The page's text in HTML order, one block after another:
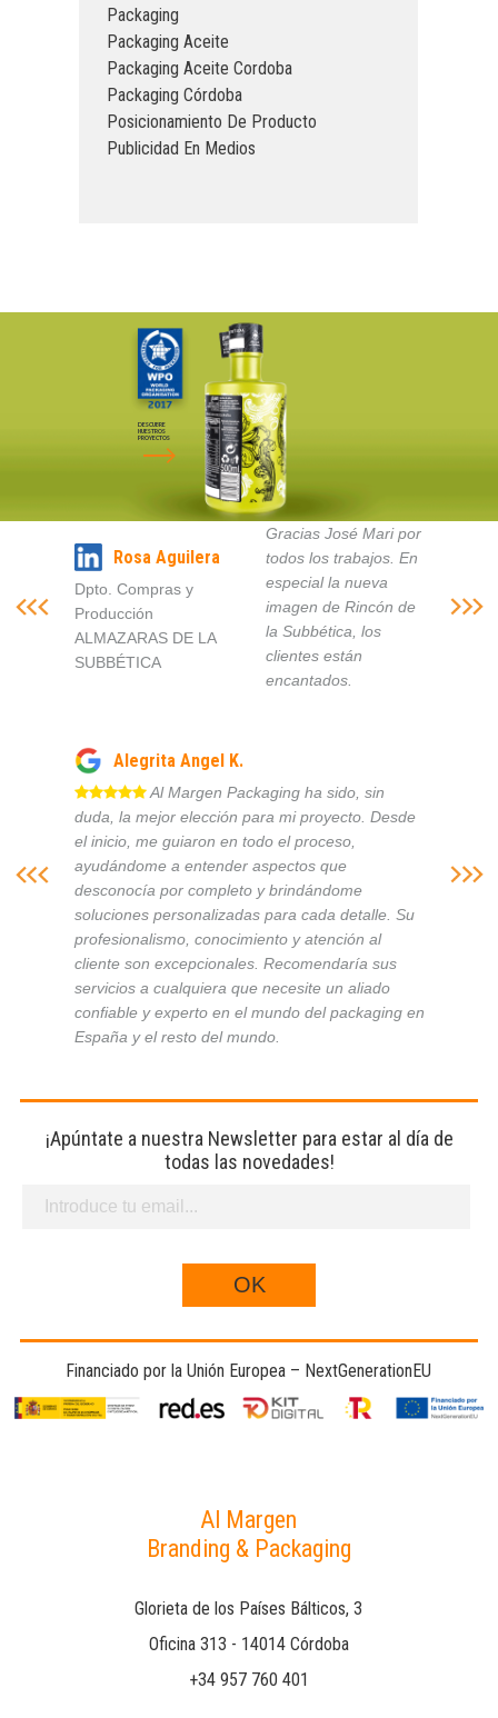
Packaging
Packaging Aceite
Packaging Aceite Cordoba
Packaging Córdoba
Posicionamiento De Producto
Publicidad En Medios
DESCUBRE
NUESTROS
PROYECTOS
Rosa Aguilera
Dpto. Compras y
Producción
ALMAZARAS DE LA
SUBBÉTICA
Gracias José Mari por
todos los trabajos. En
especial la nueva
imagen de Rincón de
la Subbética, los
clientes están
encantados.
Alegrita Angel K.
Al Margen Packaging ha sido, sin
duda, la mejor elección para mi proyecto. Desde
el inicio, me guiaron en todo el proceso,
ayudándome a entender aspectos que
desconocía por completo y brindándome
soluciones personalizadas para cada detalle. Su
profesionalismo, conocimiento y atención al
cliente son excepcionales. Recomendaría sus
servicios a cualquiera que necesite un aliado
confiable y experto en el mundo del packaging en
España y el resto del mundo.
¡Apúntate a nuestra Newsletter para estar al día de
todas las novedades!
Financiado por la Unión Europea – NextGenerationEU
Al Margen
Branding & Packaging
Glorieta de los Países Bálticos, 3
Oficina 313 - 14014 Córdoba
+34 957 760 401